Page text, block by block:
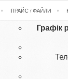
ПРАЙС / ФАЙЛИ
Графік